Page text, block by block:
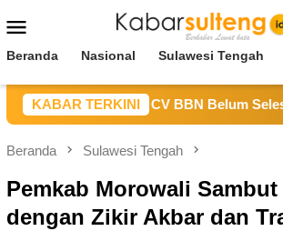
ke
Mobile
Beranda Nasional Sulawesi Tengah
KABAR TERKINI
Sulteng Sebut CV BBN Belum
Beranda Sulawesi Tengah
Pemkab Morowali Sambut
dengan Zikir Akbar dan